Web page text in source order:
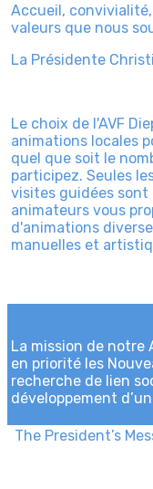
Accueil,
valeurs que nous
La Présidente
Le choix de l'AVF
animations locales
quel que soit le
participez. Seules
visites guidées sont
animateurs vous
d'animations
manuelles et
La mission de notre
en priorité les
recherche de lien
développement
The President’s